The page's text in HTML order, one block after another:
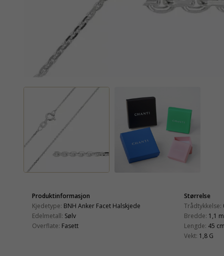
Produktinformasjon
Kjedetype: BNH Anker Facet Halskjede
Edelmetall: Sølv
Overflate: Fasett
Størrelse
Trådtykkelse:
Bredde: 1,1
Lengde: 45 cm
Vekt: 1,8 G